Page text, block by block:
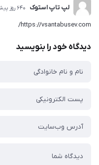
لپ تاپ استوک 640 روز پیش
https://vsantabusev.com/
دیدگاه خود را بنویسید